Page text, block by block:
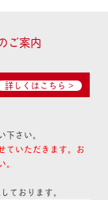
ご案内
詳しくはこちら >
さい。
ていただきます。お
ております。